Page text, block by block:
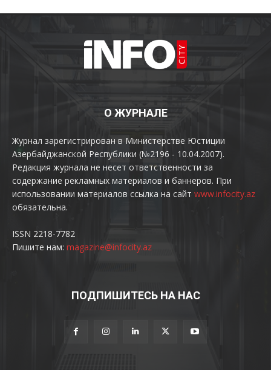
О ЖУРНАЛЕ
Журнал зарегистрирован в Министерстве Юстиции
Азербайджанской Республики (№2196 - 10.04.2007).
Редакция журнала не несет ответственности за
содержание рекламных материалов и баннеров. При
использовании материалов ссылка на сайт www.infocity.az
обязательна.
ISSN 2218-7782
Пишите нам: magazine@infocity.az
ПОДПИШИТЕСЬ НА НАС